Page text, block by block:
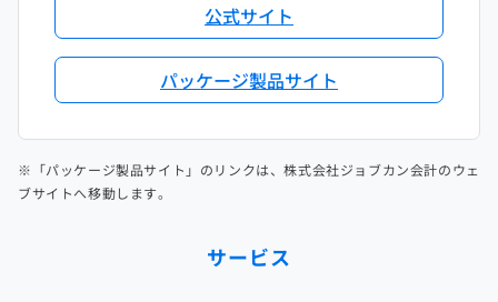
公式サイト
パッケージ製品サイト
※「パッケージ製品サイト」のリンクは、株式会社ジョブカン会計のウェ
ブサイトへ移動します。
サービス